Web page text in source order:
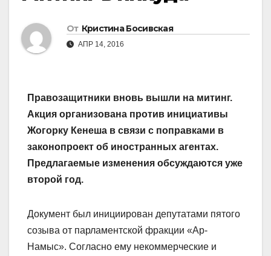
От Кристина Босивская
АПР 14, 2016
Правозащитники вновь вышли на митинг.
Акция организована против инициативы
Жогорку Кенеша в связи с поправками в
законопроект об иностранных агентах.
Предлагаемые изменения обсуждаются уже
второй год.
Документ был инициирован депутатами пятого
созыва от парламентской фракции «Ар-
Намыс». Согласно ему некоммерческие и